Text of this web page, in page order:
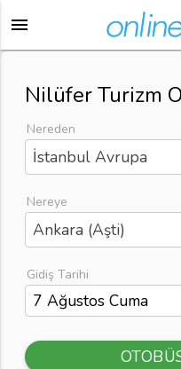
menu
Nilüfer Turizm
Nereden
İstanbul Avrupa
Nereye
Ankara (Aşti)
Gidiş Tarihi